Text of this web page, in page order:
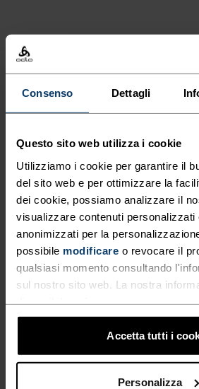
Consenso Dettagli
Questo sito web utilizza i cookie
Utilizziamo i cookie per garantire il
del sito web e per ottimizzare la
dei cookie, possiamo analizzare il
visualizzare contenuti personalizzati
anonimizzati per la
possibile modificare o revocare il
qualsiasi momento consultando
sul nostro sito web. La nostra
Accetta tutti i
Personalizza
Collezione
leggeri ad
progettati in
Protect Our Winters.
VANTAGGI DEL